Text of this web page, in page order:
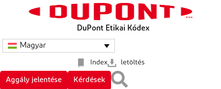
DuPont Etikai Kódex
Magyar
Index letöltés
Aggály jelentése Kérdések